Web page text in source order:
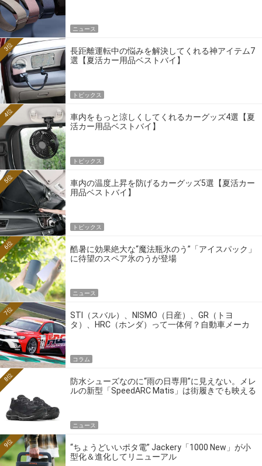
ニュース
長距離運転中の悩みを解決してくれる神アイテム7
選【夏活カー用品ベストバイ】
3位
トピックス
車内をもっと涼しくしてくれるカーグッズ4選【夏
活カー用品ベストバイ】
4位
トピックス
車内の温度上昇を防げるカーグッズ5選【夏活カー
用品ベストバイ】
5位
トピックス
酷暑に効果絶大な“魔法瓶氷のう”「アイスパック」
に待望のスペア氷のうが登場
6位
ニュース
STI（スバル）、NISMO（日産）、GR（トヨ
タ）、HRC（ホンダ）って一体何？自動車メーカ
7位
コラム
防水シューズなのに“雨の日専用”に見えない。メレ
ルの新型「SpeedARC Matis」は街履きでも映える
8位
ニュース
“ちょうどいいポタ電” Jackery「1000 New」が小
型化＆進化してリニューアル
9位